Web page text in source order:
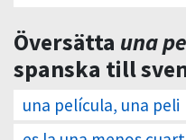
Översätta una
spanska till
una película, una peli